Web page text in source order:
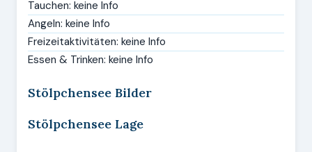
Tauchen: keine Info
Angeln: keine Info
Freizeitaktivitäten: keine Info
Essen & Trinken: keine Info
Stölpchensee Bilder
Stölpchensee Lage